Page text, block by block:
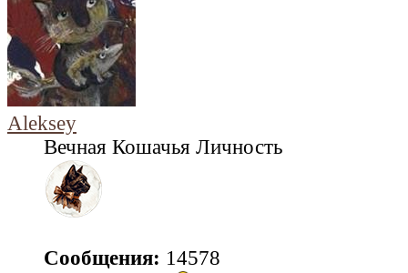
Aleksey
Вечная Кошачья Личность
Сообщения: 14578